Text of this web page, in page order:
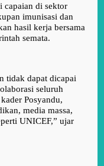
capaian di sektor
imunisasi dan
hasil kerja bersama
semata.
tidak dapat dicapai
seluruh
Posyandu,
media massa,
UNICEF,” ujar